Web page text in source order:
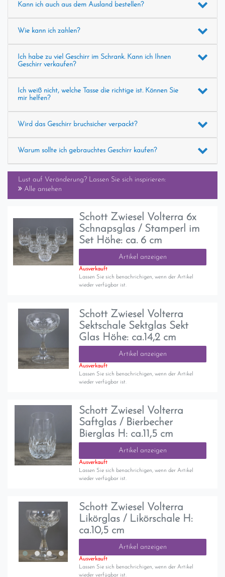
Kann ich auch aus dem Ausland bestellen?
Wie kann ich zahlen?
Ich habe zu viel Geschirr im Schrank. Kann ich Ihnen
Geschirr verkaufen?
Ich weiß nicht, welche Tasse die richtige ist. Können Sie
mir helfen?
Wird das Geschirr bruchsicher verpackt?
Warum sollte ich gebrauchtes Geschirr kaufen?
Lust auf Veränderung? Lassen Sie sich inspirieren:
Alle ansehen
Schott Zwiesel Volterra 6x
Schnapsglas / Stamperl im
Set Höhe: ca. 6 cm
Artikel anzeigen
Ausverkauft
Lassen Sie sich benachrichigen, wenn der Artikel
wieder verfügbar ist.
Schott Zwiesel Volterra
Sektschale Sektglas Sekt
Glas Höhe: ca.14,2 cm
Artikel anzeigen
Ausverkauft
Lassen Sie sich benachrichigen, wenn der Artikel
wieder verfügbar ist.
Schott Zwiesel Volterra
Saftglas / Bierbecher
Bierglas H: ca.11,5 cm
Artikel anzeigen
Ausverkauft
Lassen Sie sich benachrichigen, wenn der Artikel
wieder verfügbar ist.
Schott Zwiesel Volterra
Likörglas / Likörschale H:
ca.10,5 cm
Artikel anzeigen
Ausverkauft
Lassen Sie sich benachrichigen, wenn der Artikel
wieder verfügbar ist.